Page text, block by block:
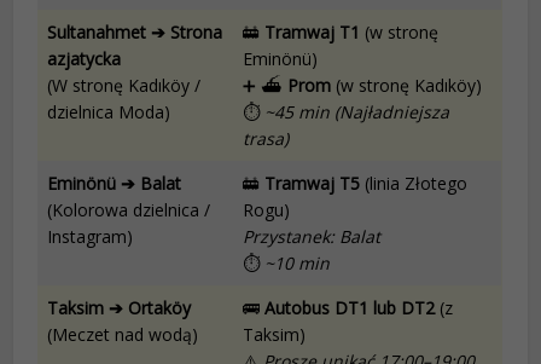
Sultanahmet ➔ Strona
azjatycka
(W stronę Kadıköy /
dzielnica Moda)
🚋 Tramwaj T1 (w stronę
Eminönü)
➕ ⛴️ Prom (w stronę Kadıköy)
⏱ ~45 min (Najładniejsza
trasa)
Eminönü ➔ Balat
(Kolorowa dzielnica /
Instagram)
🚋 Tramwaj T5 (linia Złotego
Rogu)
Przystanek: Balat
⏱ ~10 min
Taksim ➔ Ortaköy
(Meczet nad wodą)
🚌Autobus DT1 lub DT2(z
Taksim)